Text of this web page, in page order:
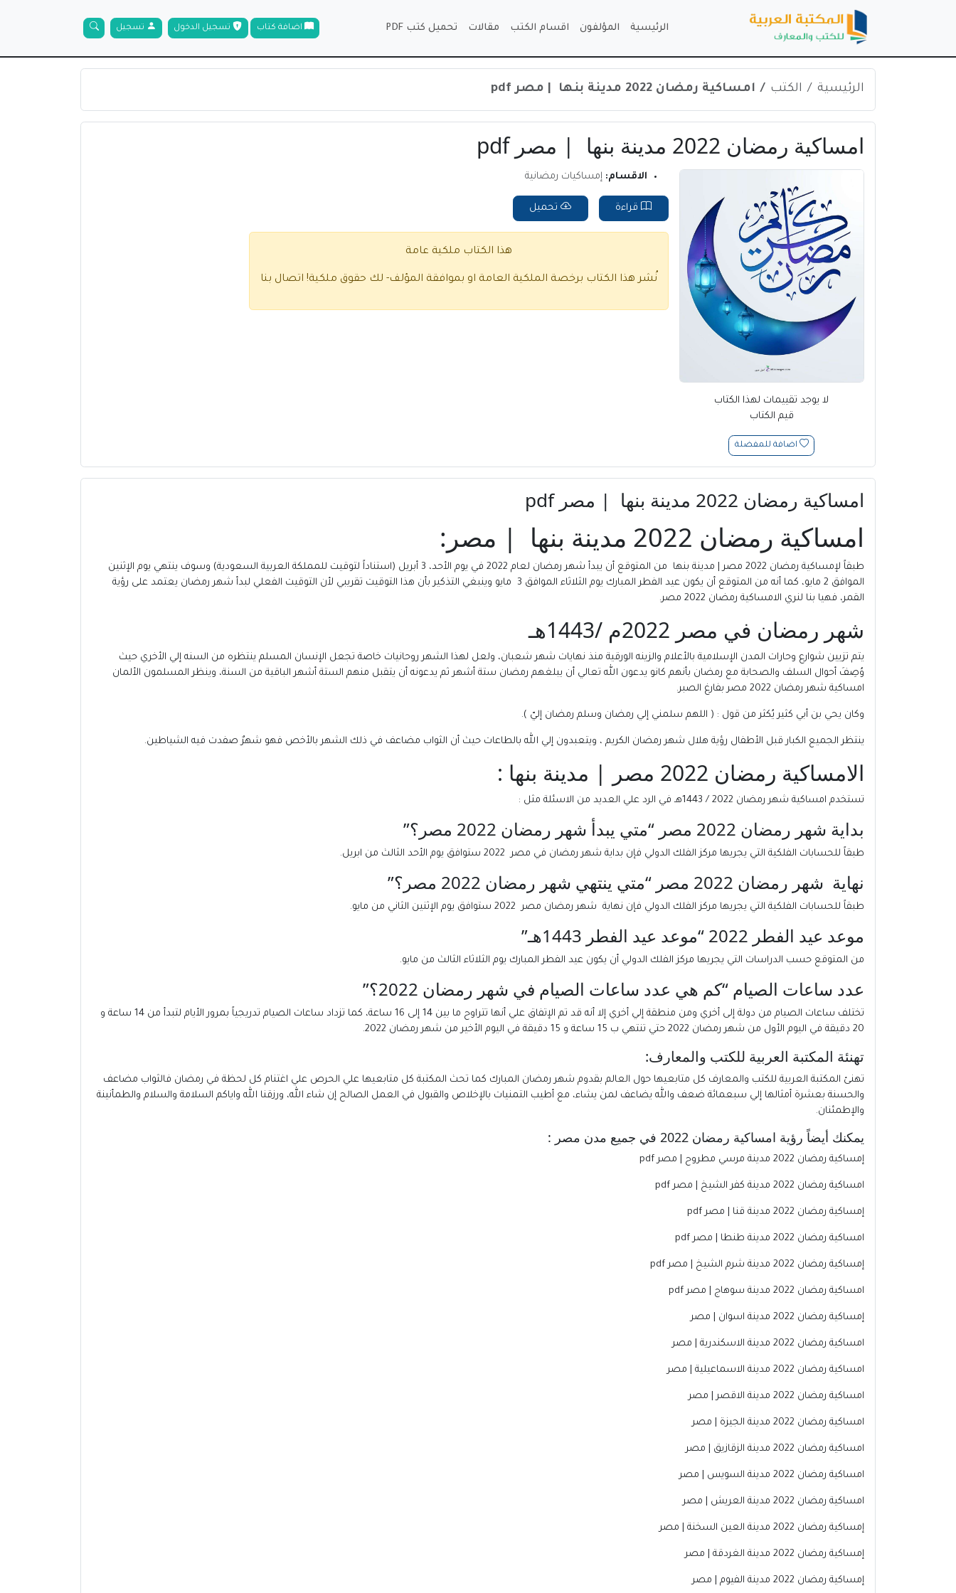
الرئيسية المؤلفون اقسام الكتب مقالات تحميل كتب PDF
الرئيسية الكتب امساكية رمضان 2022 مدينة بنها | مصر pdf
امساكية رمضان 2022 مدينة بنها | مصر pdf
لا يوجد تقييمات لهذا الكتاب
قيم الكتاب
اضافة للمفضلة
الاقسام: إمساكيات رمضانية
قراءة تحميل
هذا الكتاب ملكية عامة
نُشر هذا الكتاب برخصة الملكية العامة او بموافقة المؤلف- لك حقوق ملكية! اتصال بنا
امساكية رمضان 2022 مدينة بنها | مصر pdf
امساكية رمضان 2022 مدينة بنها | مصر:
طبقاً لإمساكية رمضان 2022 مصر | مدينة بنها من المتوقع أن يبدأ شهر رمضان
لعام 2022 في يوم الأحد، 3 أبريل (استناداً لتوقيت للمملكة العربية السعودية) وسوف ينتهي يوم الإثنين
الموافق 2 مايو، كما أنه من المتوقع أن يكون عيد الفطر المبارك يوم الثلاثاء الموافق 3 مايو وينبغي التذكير بأن هذا التوقيت تقريبي لأن التوقيت الفعلي لبدأ شهر رمضان يعتمد على رؤية
القمر، فهيا بنا لنري الامساكية رمضان 2022 مصر.
شهر رمضان في مصر 2022م /1443هـ
يتم تزيين شوارع وحارات المدن الإسلامية بالأعلام والزينه الورقية منذ نهايات شهر شعبان، ولعل لهذا الشهر روحانيات خاصة تجعل الإنسان المسلم ينتظره من السنه إلي الأخري حيث
وُصِفَ أحوال السلف والصحابة مع رمضان بأنهم كانو يدعون الله تعالي أن يبلغهم رمضان ستة أشهر ثم يدعونه أن يتقبل منهم الستة أشهر الباقية من السنة، وينظر المسلمون الألمان
امساكية شهر رمضان 2022 مصر بفارغ الصبر.
وكان يحي بن أبي كثير يُكثر من قول : ( اللهم سلمني إلي رمضان وسلم رمضان إليّ ).
ينتظر الجميع الكبار قبل الأطفال رؤية هلال شهر رمضان الكريم ، ويتعبدون إلي الله بالطاعات حيث أن الثواب مضاعف في ذلك الشهر بالأخص فهو شهرٌ صفدت فيه الشياطين.
الامساكية رمضان 2022 مصر | مدينة بنها :
تستخدم امساكية شهر رمضان 2022 / 1443هـ في الرد علي العديد من الاسئلة مثل :
بداية شهر رمضان 2022 مصر “متي يبدأ شهر رمضان 2022 مصر؟”
طبقاً للحسابات الفلكية التي يجريها مركز الفلك الدولي فإن بداية شهر رمضان في مصر 2022 ستوافق يوم الأحد الثالث من ابريل.
نهاية شهر رمضان 2022 مصر “متي ينتهي شهر رمضان 2022 مصر؟”
طبقاً للحسابات الفلكية التي يجريها مركز الفلك الدولي فإن نهاية شهر رمضان مصر 2022 ستوافق يوم الإثنين الثاني من مايو.
موعد عيد الفطر 2022 “موعد عيد الفطر 1443هـ”
من المتوقع حسب الدراسات التي يجريها مركز الفلك الدولي أن يكون عيد الفطر المبارك يوم الثلاثاء الثالث من مايو.
عدد ساعات الصيام “كم هي عدد ساعات الصيام في شهر رمضان 2022؟”
تختلف ساعات الصيام من دولة إلى أخري ومن منطقة إلي أخري إلا أنه قد تم الإتفاق علي أنها تتراوح ما بين 14 إلى 16 ساعة، كما تزداد ساعات الصيام تدريجياً بمرور الأيام لتبدأ من 14 ساعة و
20 دقيقة في اليوم الأول من شهر رمضان 2022 حتي تنتهي ب 15 ساعة و 15 دقيقة في اليوم الأخير من شهر رمضان 2022.
تهنئة المكتبة العربية للكتب والمعارف:
تهنئ المكتبة العربية للكتب والمعارف كل متابعيها حول العالم بقدوم شهر رمضان المبارك كما تحث المكتبة كل متابعيها علي الحرص علي اغتنام كل لحظة في رمضان فالثواب مضاعف
والحسنة بعشرة أمثالها إلي سبعمائة ضعف والله يضاعف لمن يشاء، مع أطيب التمنيات بالإخلاص والقبول في العمل الصالح إن شاء الله، ورزقنا الله واياكم السلامة والسلام والطمأنينة
والإطمئنان.
يمكنك أيضاً رؤية امساكية رمضان 2022 في جميع مدن مصر :
إمساكية رمضان 2022 مدينة مرسي مطروح | مصر pdf
امساكية رمضان 2022 مدينة كفر الشيخ | مصر pdf
إمساكية رمضان 2022 مدينة قنا | مصر pdf
امساكية رمضان 2022 مدينة طنطا | مصر pdf
إمساكية رمضان 2022 مدينة شرم الشيخ | مصر pdf
امساكية رمضان 2022 مدينة سوهاج | مصر pdf
إمساكية رمضان 2022 مدينة اسوان | مصر
امساكية رمضان 2022 مدينة الاسكندرية | مصر
امساكية رمضان 2022 مدينة الاسماعيلية | مصر
امساكية رمضان 2022 مدينة الاقصر | مصر
امساكية رمضان 2022 مدينة الجيزة | مصر
امساكية رمضان 2022 مدينة الزقازيق | مصر
امساكية رمضان 2022 مدينة السويس | مصر
امساكية رمضان 2022 مدينة العريش | مصر
إمساكية رمضان 2022 مدينة العين السخنة | مصر
إمساكية رمضان 2022 مدينة الغردقة | مصر
إمساكية رمضان 2022 مدينة الفيوم | مصر